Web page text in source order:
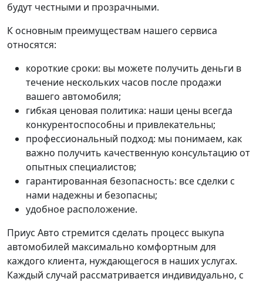
будут честными и прозрачными.
К основным преимуществам нашего сервиса
относятся:
короткие сроки: вы можете получить деньги в
течение нескольких часов после продажи
вашего автомобиля;
гибкая ценовая политика: наши цены всегда
конкурентоспособны и привлекательны;
профессиональный подход: мы понимаем, как
важно получить качественную консультацию от
опытных специалистов;
гарантированная безопасность: все сделки с
нами надежны и безопасны;
удобное расположение.
Приус Авто стремится сделать процесс выкупа
автомобилей максимально комфортным для
каждого клиента, нуждающегося в наших услугах.
Каждый случай рассматривается индивидуально, с